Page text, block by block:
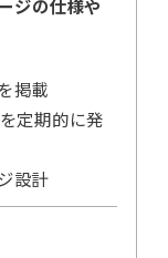
ジの仕様や
掲載
定期的に発
設計